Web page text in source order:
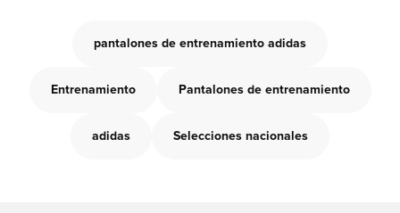
pantalones de entrenamiento adidas
Entrenamiento Pantalones de entrenamiento
adidas Selecciones nacionales